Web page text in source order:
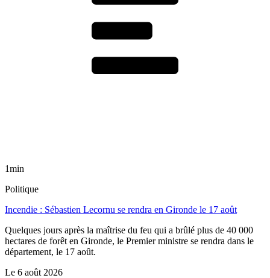
1min
Politique
Incendie : Sébastien Lecornu se rendra en Gironde le 17 août
Quelques jours après la maîtrise du feu qui a brûlé plus de 40 000
hectares de forêt en Gironde, le Premier ministre se rendra dans le
département, le 17 août.
Le 6 août 2026